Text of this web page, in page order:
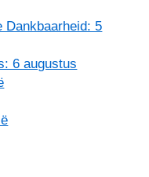
Dankbaarheid: 5
6 augustus